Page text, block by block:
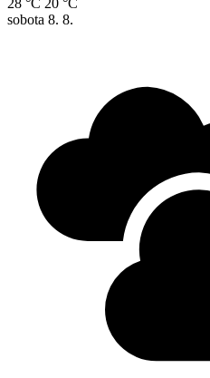
28 °C 20 °C
sobota 8. 8.